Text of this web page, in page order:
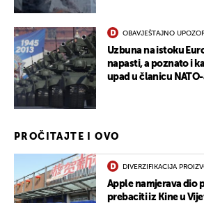
OBAVJEŠTAJNO
Uzbuna na istoku
napasti, a poznato i
upad u članicu
PROČITAJTE I OVO
DIVERZIFIKACIJA
Apple namjerava dio
prebaciti iz Kine u